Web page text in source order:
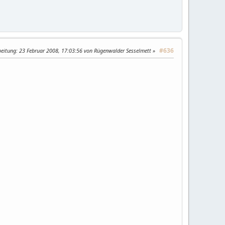
#636
: 23 Februar 2008, 17:03:56 von Rügenwalder Sesselmett